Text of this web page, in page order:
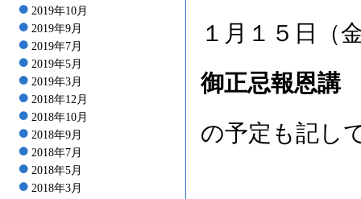
2019年10月
2019年9月
2019年7月
2019年5月
2019年3月
2018年12月
2018年10月
2018年9月
2018年7月
2018年5月
2018年3月
１月１５日（
御正忌報恩講
の予定も記し